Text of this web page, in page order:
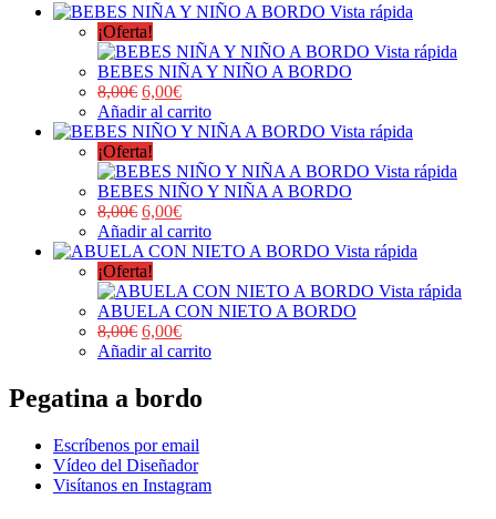
Vista rápida
¡Oferta!
Vista rápida
BEBES NIÑA Y NIÑO A BORDO
8,00€ 6,00€
Añadir al carrito
Vista rápida
¡Oferta!
Vista rápida
BEBES NIÑO Y NIÑA A BORDO
8,00€ 6,00€
Añadir al carrito
Vista rápida
¡Oferta!
Vista rápida
ABUELA CON NIETO A BORDO
8,00€ 6,00€
Añadir al carrito
Pegatina a bordo
Escríbenos por email
Vídeo del Diseñador
Visítanos en Instagram